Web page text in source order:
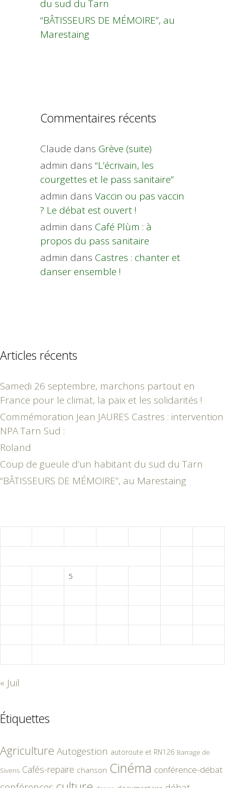
du sud du Tarn
“BÂTISSEURS DE MÉMOIRE”, au
Marestaing
Commentaires récents
Claude dans Grève (suite)
admin dans “L’écrivain, les
courgettes et le pass sanitaire”
admin dans Vaccin ou pas vaccin
? Le débat est ouvert !
admin dans Café Plùm : à
propos du pass sanitaire
admin dans Castres : chanter et
danser ensemble !
Articles récents
Samedi 26 septembre, marchons partout en
France pour le climat, la paix et les solidarités !
Commémoration Jean JAURES Castres : intervention
NPA Tarn Sud :
Roland
Coup de gueule d’un habitant du sud du Tarn
“BÂTISSEURS DE MÉMOIRE”, au Marestaing
5
« Juil
Étiquettes
Agriculture Autogestion autoroute et RN126 Barrage de
Sivens Cafés-repaire chanson Cinéma conférence-débat